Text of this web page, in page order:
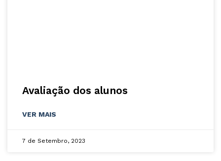
Avaliação dos alunos
VER MAIS
7 de Setembro, 2023